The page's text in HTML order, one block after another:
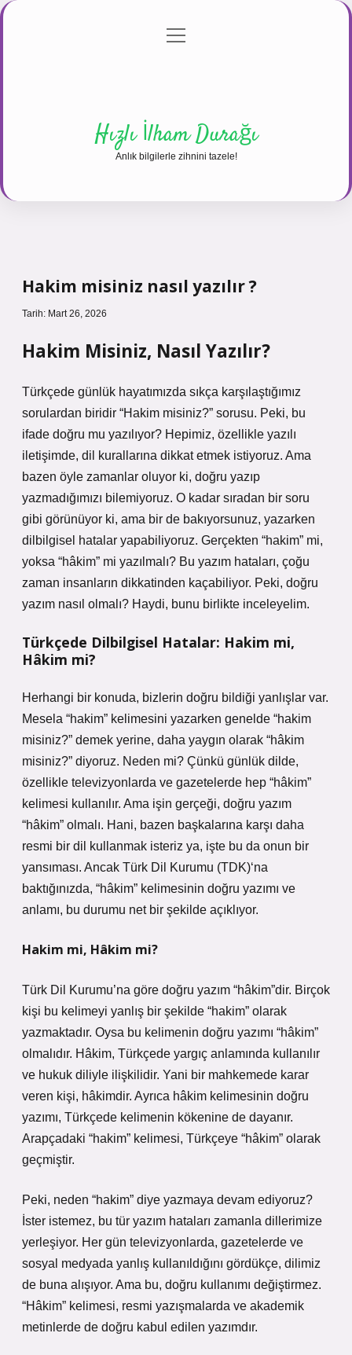
Gizlilik Politikası
menüyü
Hızlı İlham Durağı
Anlık bilgilerle zihnini tazele!
Hakim misiniz nasıl yazılır ?
Tarih: Mart 26, 2026
Hakim Misiniz, Nasıl Yazılır?
Türkçede günlük hayatımızda sıkça karşılaştığımız
sorulardan biridir “Hakim misiniz?” sorusu. Peki, bu
ifade doğru mu yazılıyor? Hepimiz, özellikle yazılı
iletişimde, dil kurallarına dikkat etmek istiyoruz. Ama
bazen öyle zamanlar oluyor ki, doğru yazıp
yazmadığımızı bilemiyoruz. O kadar sıradan bir soru
gibi görünüyor ki, ama bir de bakıyorsunuz, yazarken
dilbilgisel hatalar yapabiliyoruz. Gerçekten “hakim” mi,
yoksa “hâkim” mi yazılmalı? Bu yazım hataları, çoğu
zaman insanların dikkatinden kaçabiliyor. Peki, doğru
yazım nasıl olmalı? Haydi, bunu birlikte inceleyelim.
Türkçede Dilbilgisel Hatalar: Hakim mi,
Hâkim mi?
Herhangi bir konuda, bizlerin doğru bildiği yanlışlar var.
Mesela “hakim” kelimesini yazarken genelde “hakim
misiniz?” demek yerine, daha yaygın olarak “hâkim
misiniz?” diyoruz. Neden mi? Çünkü günlük dilde,
özellikle televizyonlarda ve gazetelerde hep “hâkim”
kelimesi kullanılır. Ama işin gerçeği, doğru yazım
“hâkim” olmalı. Hani, bazen başkalarına karşı daha
resmi bir dil kullanmak isteriz ya, işte bu da onun bir
yansıması. Ancak Türk Dil Kurumu (TDK)‘na
baktığınızda, “hâkim” kelimesinin doğru yazımı ve
anlamı, bu durumu net bir şekilde açıklıyor.
Hakim mi, Hâkim mi?
Türk Dil Kurumu’na göre doğru yazım “hâkim”dir. Birçok
kişi bu kelimeyi yanlış bir şekilde “hakim” olarak
yazmaktadır. Oysa bu kelimenin doğru yazımı “hâkim”
olmalıdır. Hâkim, Türkçede yargıç anlamında kullanılır
ve hukuk diliyle ilişkilidir. Yani bir mahkemede karar
veren kişi, hâkimdir. Ayrıca hâkim kelimesinin doğru
yazımı, Türkçede kelimenin kökenine de dayanır.
Arapçadaki “hakim” kelimesi, Türkçeye “hâkim” olarak
geçmiştir.
Peki, neden “hakim” diye yazmaya devam ediyoruz?
İster istemez, bu tür yazım hataları zamanla dillerimize
yerleşiyor. Her gün televizyonlarda, gazetelerde ve
sosyal medyada yanlış kullanıldığını gördükçe, dilimiz
de buna alışıyor. Ama bu, doğru kullanımı değiştirmez.
“Hâkim” kelimesi, resmi yazışmalarda ve akademik
metinlerde de doğru kabul edilen yazımdır.